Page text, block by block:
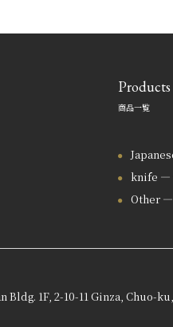
Products
商品一覧
knife —
Other —
1F, 2-10-11 Ginza, Chuo-